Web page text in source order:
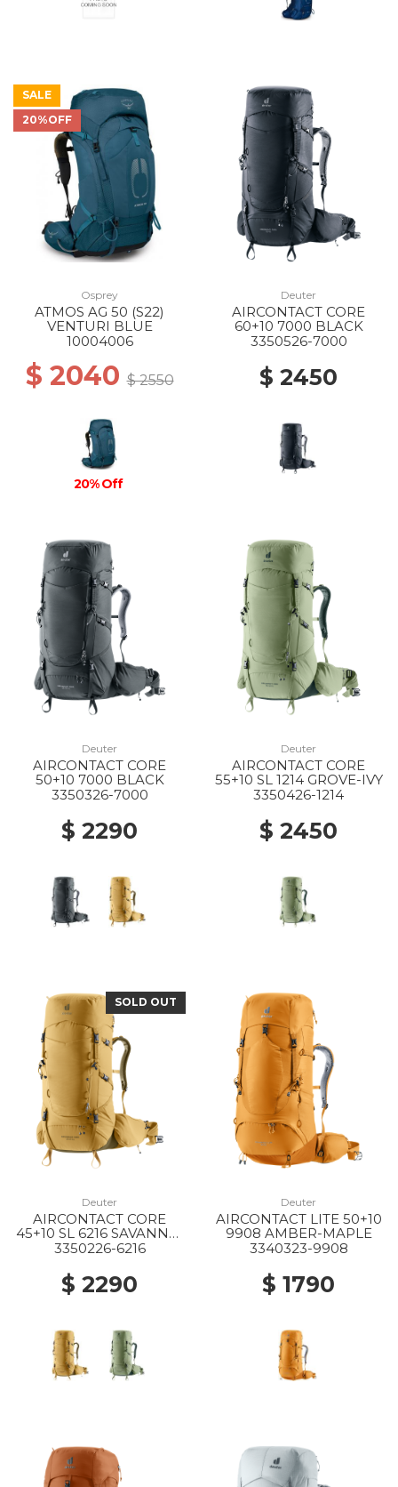
SALE
20%OFF
Osprey
ATMOS AG 50 (S22)
VENTURI BLUE
10004006
$ 2040$ 2550
20% Off
Deuter
AIRCONTACT CORE
60+10 7000 BLACK
3350526-7000
$ 2450
Deuter
AIRCONTACT CORE
50+10 7000 BLACK
3350326-7000
$ 2290
Deuter
AIRCONTACT CORE
55+10 SL 1214 GROVE-IVY
3350426-1214
$ 2450
SOLD OUT
Deuter
AIRCONTACT CORE
45+10 SL 6216 SAVANNA-
NORI
3350226-6216
$ 2290
Deuter
AIRCONTACT LITE 50+10
9908 AMBER-MAPLE
3340323-9908
$ 1790